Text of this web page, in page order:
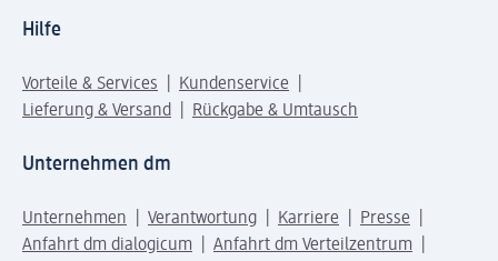
Hilfe
Vorteile & Services
Kundenservice
Lieferung & Versand
Rückgabe & Umtausch
Unternehmen dm
Unternehmen Verantwortung Karriere
Presse
Anfahrt dm dialogicum
Anfahrt dm Verteilzentrum